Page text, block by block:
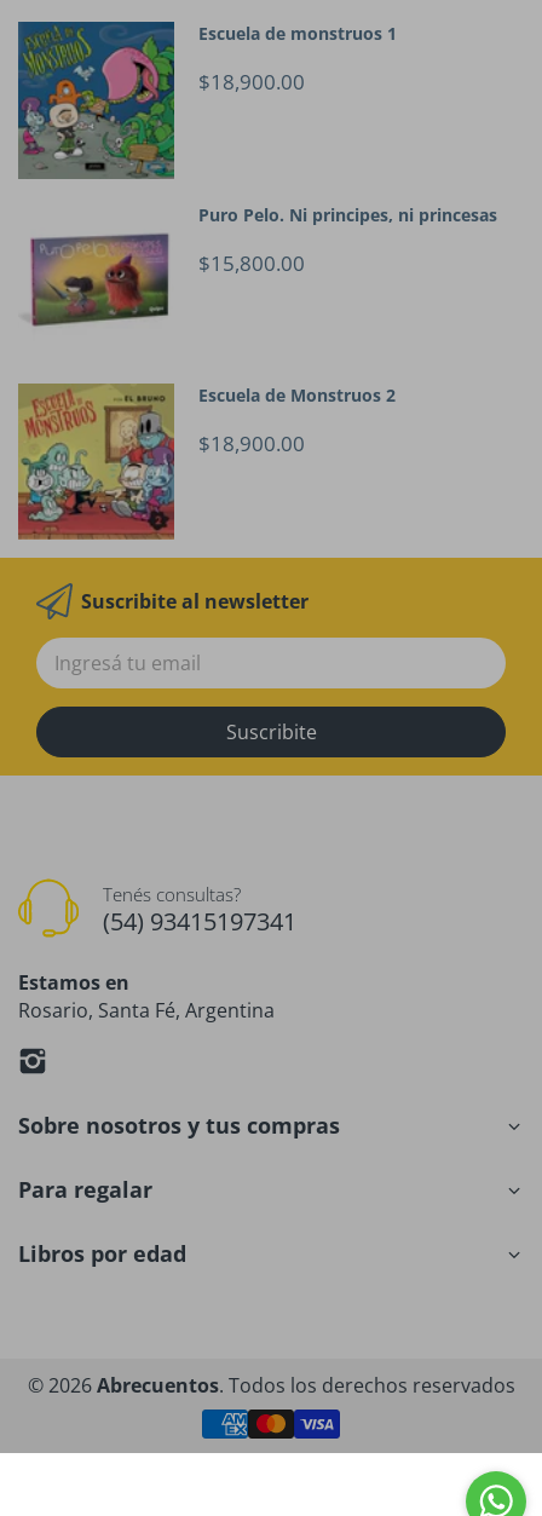
Escuela de monstruos 1
$18,900.00
Puro Pelo. Ni principes, ni princesas
$15,800.00
Escuela de Monstruos 2
$18,900.00
Suscribite al newsletter
Suscribite
Tenés consultas?
(54) 93415197341
Estamos en
Rosario, Santa Fé, Argentina
Sobre nosotros y tus compras
Para regalar
Libros por edad
© 2026Abrecuentos. Todos los derechos reservados